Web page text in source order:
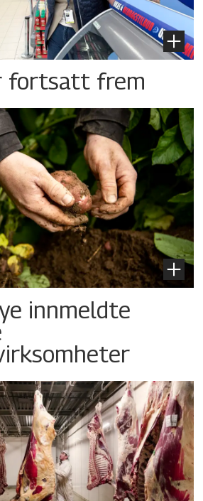
fortsatt frem
innmeldte